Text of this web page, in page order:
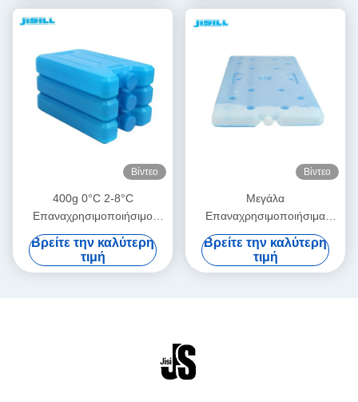
Φανατικός ψύξης μητρικού
Βίντεο
400g 0°C 2-8°C
Επαναχρησιμοποιήσιμο
Απομονωμένο Τρόφιμο
Κρέας Ψυγείο Παγωτό Για
Ιατρική και Εξωτερική
Βρείτε την καλύτερη
τιμή
Βίντεο
Μεγάλα
Επαναχρησιμοποιήσιμα
Παγοκύστες για Μεταφορά
Φαρμάκων, Εμβολίων,
Αίματος, για Μεταφορά
Βρείτε την καλύτερη
τιμή